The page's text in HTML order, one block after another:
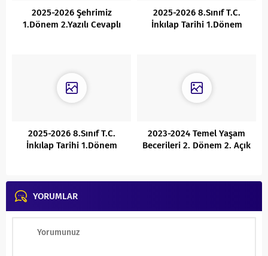
2025-2026 Şehrimiz
1.Dönem 2.Yazılı Cevaplı
2025-2026 8.Sınıf T.C.
İnkılap Tarihi 1.Dönem
2025-2026 8.Sınıf T.C.
İnkılap Tarihi 1.Dönem
2023-2024 Temel Yaşam
Becerileri 2. Dönem 2. Açık
YORUMLAR